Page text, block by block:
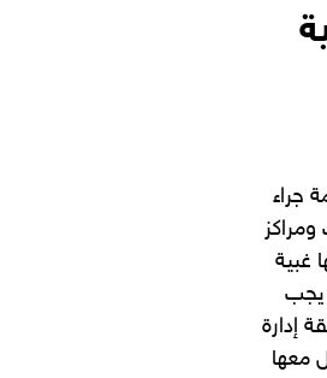
جراء
غبية
يجب
وطريقة إدارة
معها